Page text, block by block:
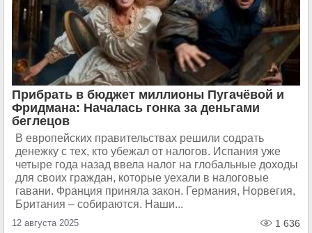
Прибрать в бюджет миллионы Пугачёвой и
Фридмана: Началась гонка за деньгами
беглецов
В европейских правительствах решили содрать
денежку с тех, кто убежал от налогов. Испания уже
четыре года назад ввела налог на глобальные доходы
для своих граждан, которые уехали в налоговые
гавани. Франция приняла закон. Германия, Норвегия,
Британия – собираются. Наши...
12 августа 2025 1 636